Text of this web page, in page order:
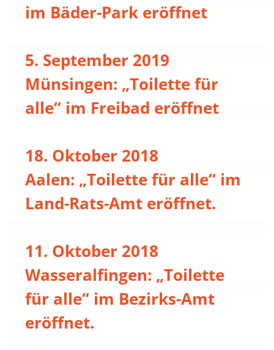
im Bäder-Park eröffnet
5. September 2019
Münsingen: „Toilette für
alle“ im Freibad eröffnet
18. Oktober 2018
Aalen: „Toilette für alle“ im
Land-Rats-Amt eröffnet.
11. Oktober 2018
Wasseralfingen: „Toilette
für alle“ im Bezirks-Amt
eröffnet.